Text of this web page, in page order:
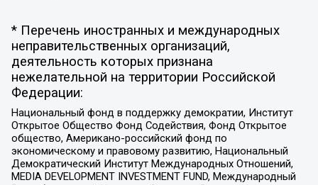
* Перечень иностранных и международных
неправительственных организаций,
деятельность которых признана
нежелательной на территории Российской
Федерации:
Национальный фонд в поддержку демократии, Институт
Открытое Общество Фонд Содействия, Фонд Открытое
общество, Американо-российский фонд по
экономическому и правовому развитию, Национальный
Демократический Институт Международных Отношений,
MEDIA DEVELOPMENT INVESTMENT FUND, Международный